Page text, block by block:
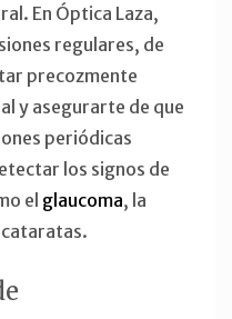
En Óptica Laza,
regulares, de
precozmente
y asegurarte de que
periódicas
los signos de
el glaucoma, la
cataratas.